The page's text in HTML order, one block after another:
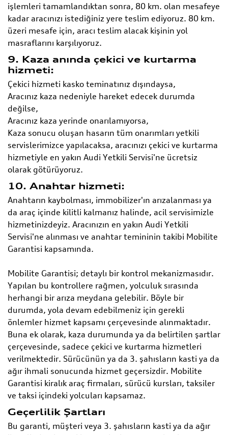
işlemleri tamamlandıktan sonra, 80 km. olan mesafeye
kadar aracınızı istediğiniz yere teslim ediyoruz. 80 km.
üzeri mesafe için, aracı teslim alacak kişinin yol
masraflarını karşılıyoruz.
9. Kaza anında çekici ve kurtarma
hizmeti:
Çekici hizmeti kasko teminatınız dışındaysa,
Aracınız kaza nedeniyle hareket edecek durumda
değilse,
Aracınız kaza yerinde onarılamıyorsa,
Kaza sonucu oluşan hasarın tüm onarımları yetkili
servislerimizce yapılacaksa, aracınızı çekici ve kurtarma
hizmetiyle en yakın Audi Yetkili Servisi'ne ücretsiz
olarak götürüyoruz.
10. Anahtar hizmeti:
Anahtarın kaybolması, immobilizer'ın arızalanması ya
da araç içinde kilitli kalmanız halinde, acil servisimizle
hizmetinizdeyiz. Aracınızın en yakın Audi Yetkili
Servisi'ne alınması ve anahtar temininin takibi Mobilite
Garantisi kapsamında.
Mobilite Garantisi; detaylı bir kontrol mekanizmasıdır.
Yapılan bu kontrollere rağmen, yolculuk sırasında
herhangi bir arıza meydana gelebilir. Böyle bir
durumda, yola devam edebilmeniz için gerekli
önlemler hizmet kapsamı çerçevesinde alınmaktadır.
Buna ek olarak, kaza durumunda ya da belirtilen şartlar
çerçevesinde, sadece çekici ve kurtarma hizmetleri
verilmektedir. Sürücünün ya da 3. şahısların kasti ya da
ağır ihmali sonucunda hizmet geçersizdir. Mobilite
Garantisi kiralık araç firmaları, sürücü kursları, taksiler
ve taksi içindeki yolcuları kapsamaz.
Geçerlilik Şartları
Bu garanti, müşteri veya 3. şahısların kasti ya da ağır